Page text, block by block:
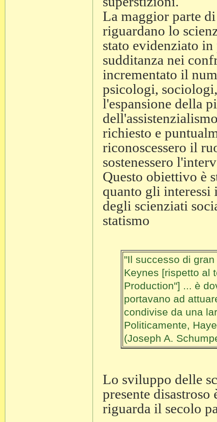
La maggior parte
riguardano lo
stato evidenziato in
sudditanza nei
incrementato il
psicologi,
l'espansione della
richiesto e
riconoscessero il
sostenessero
Questo obiettivo è
quanto gli interessi
degli scienziati
statismo
"Il successo di
Keynes [rispetto al
Production"] ... è
portavano ad
condivise da una
Politicamente,
(Joseph A.
Lo sviluppo delle
presente
riguarda il secolo